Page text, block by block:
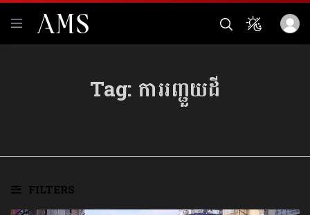
Tag: ការរញ្ជួយដី
FILTERS